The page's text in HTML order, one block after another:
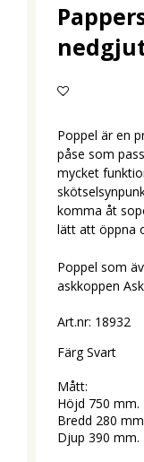
Poppel är en
påse som
mycket
komma åt
lätt att öppna
Poppel som
askkoppen
Art.nr: 18932
Färg Svart
Mått:
Höjd 750 mm.
Bredd 280
Djup 390 mm.